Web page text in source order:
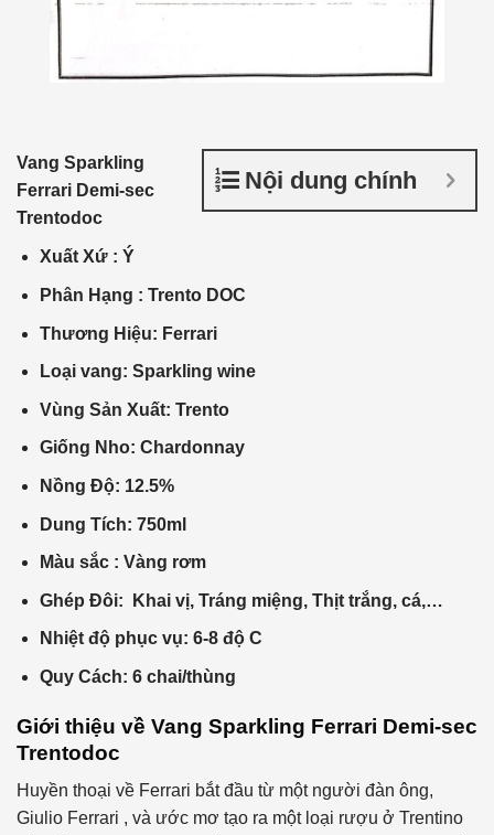
Nội dung chính
Vang Sparkling
Ferrari Demi-sec
Trentodoc
Xuất Xứ : Ý
Phân Hạng : Trento DOC
Thương Hiệu: Ferrari
Loại vang: Sparkling wine
Vùng Sản Xuất: Trento
Giống Nho: Chardonnay
Nồng Độ: 12.5%
Dung Tích: 750ml
Màu sắc : Vàng rơm
Ghép Đôi: Khai vị, Tráng miệng, Thịt trắng, cá,…
Nhiệt độ phục vụ: 6-8 độ C
Quy Cách: 6 chai/thùng
Giới thiệu về Vang Sparkling Ferrari Demi-sec
Trentodoc
Huyền thoại về Ferrari bắt đầu từ một người đàn ông,
Giulio Ferrari , và ước mơ tạo ra một loại rượu ở Trentino